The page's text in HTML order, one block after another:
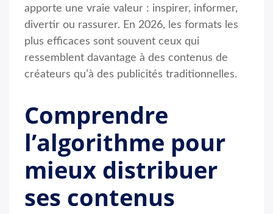
apporte une vraie valeur : inspirer, informer,
divertir ou rassurer. En 2026, les formats les
plus efficaces sont souvent ceux qui
ressemblent davantage à des contenus de
créateurs qu’à des publicités traditionnelles.
Comprendre
l’algorithme pour
mieux distribuer
ses contenus